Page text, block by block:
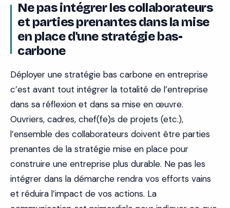
Ne pas intégrer les collaborateurs
et parties prenantes dans la mise
en place d'une stratégie bas-
carbone
Déployer une stratégie bas carbone en entreprise
c’est avant tout intégrer la totalité de l’entreprise
dans sa réflexion et dans sa mise en œuvre.
Ouvriers, cadres, chef(fe)s de projets (etc.),
l’ensemble des collaborateurs doivent être parties
prenantes de la stratégie mise en place pour
construire une entreprise plus durable. Ne pas les
intégrer dans la démarche rendra vos efforts vains
et réduira l’impact de vos actions. La